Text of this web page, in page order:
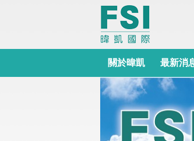
關於暐凱 最新消